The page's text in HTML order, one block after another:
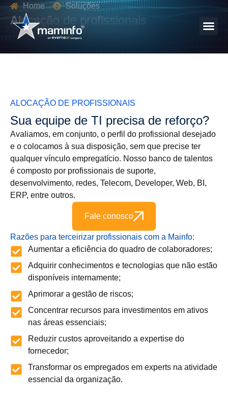
Home Soluções
Alocação de profissionais
ALOCAÇÃO DE PROFISSIONAIS
Sua equipe de TI precisa de reforço?
Avaliamos, em conjunto, o perfil do profissional desejado
e o colocamos à sua disposição, sem que precise ter
qualquer vínculo empregatício. Nosso banco de talentos
é composto por profissionais de suporte,
desenvolvimento, redes, Telecom, Developer, Web, BI,
ERP, entre outros.
Fale conosco
Razões para terceirizar profissionais com a Mainfo:
Aumentar a eficiência do quadro de colaboradores;
Adquirir conhecimentos e tecnologias que não estão
disponíveis internamente;
Aprimorar a gestão de riscos;
Concentrar recursos para investimentos em ativos
nas áreas essenciais;
Reduzir custos aproveitando a expertise do
fornecedor;
Transformar os empregados em experts na atividade
essencial da organização.